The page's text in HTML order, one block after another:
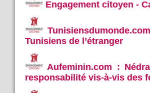
Engagement citoyen -
Tunisiens de l’étranger
Aufeminin.com :
responsabilité vis-à-vis des